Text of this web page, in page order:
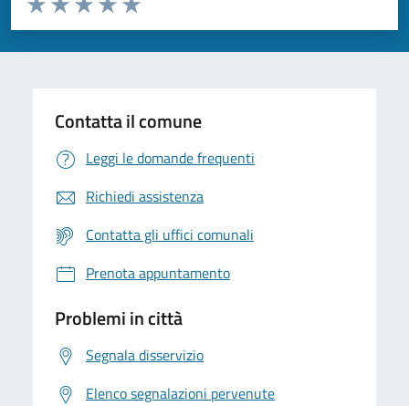
Valuta 5 stelle su 5
Valuta 4 stelle su 5
Valuta 3 stelle su 5
Valuta 2 stelle su 5
Valuta 1 stelle su 5
Contatta il comune
Leggi le domande frequenti
Richiedi assistenza
Contatta gli uffici comunali
Prenota appuntamento
Problemi in città
Segnala disservizio
Elenco segnalazioni pervenute